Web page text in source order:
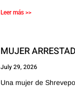
Leer más >>
MUJER
July 29, 2026
Una mujer de